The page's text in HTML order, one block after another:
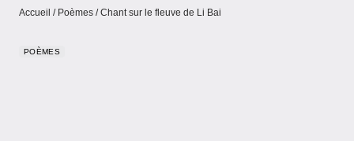
Accueil / Poèmes /Chant sur le fleuve de Li Bai
POÈMES